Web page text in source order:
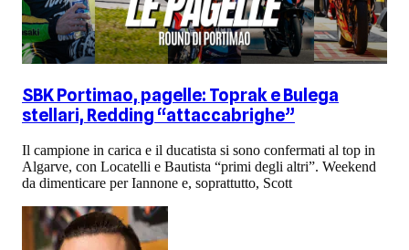
SBK Portimao, pagelle: Toprak e Bulega
stellari, Redding “attaccabrighe”
Il campione in carica e il ducatista si sono confermati al top in
Algarve, con Locatelli e Bautista “primi degli altri”. Weekend
da dimenticare per Iannone e, soprattutto, Scott